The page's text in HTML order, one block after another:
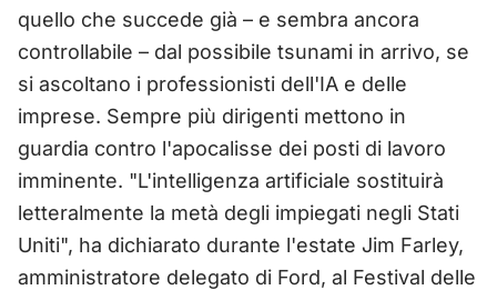
quello che succede già – e sembra ancora
controllabile – dal possibile tsunami in arrivo, se
si ascoltano i professionisti dell'IA e delle
imprese. Sempre più dirigenti mettono in
guardia contro l'apocalisse dei posti di lavoro
imminente. "L'intelligenza artificiale sostituirà
letteralmente la metà degli impiegati negli Stati
Uniti", ha dichiarato durante l'estate Jim Farley,
amministratore delegato di Ford, al Festival delle